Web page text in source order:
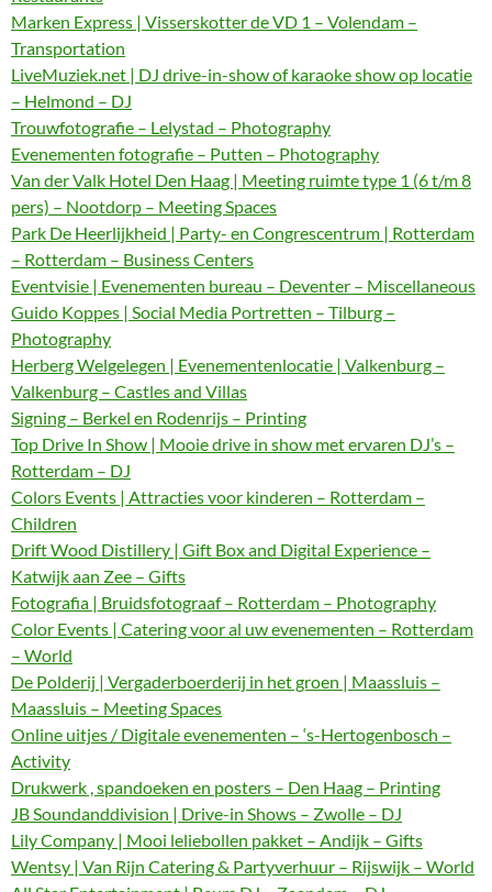
Marken Express | Visserskotter de VD 1 – Volendam –
Transportation
LiveMuziek.net | DJ drive-in-show of karaoke show op locatie
– Helmond – DJ
Trouwfotografie – Lelystad – Photography
Evenementen fotografie – Putten – Photography
Van der Valk Hotel Den Haag | Meeting ruimte type 1 (6 t/m 8
pers) – Nootdorp – Meeting Spaces
Park De Heerlijkheid | Party- en Congrescentrum | Rotterdam
– Rotterdam – Business Centers
Eventvisie | Evenementen bureau – Deventer – Miscellaneous
Guido Koppes | Social Media Portretten – Tilburg –
Photography
Herberg Welgelegen | Evenementenlocatie | Valkenburg –
Valkenburg – Castles and Villas
Signing – Berkel en Rodenrijs – Printing
Top Drive In Show | Mooie drive in show met ervaren DJ’s –
Rotterdam – DJ
Colors Events | Attracties voor kinderen – Rotterdam –
Children
Drift Wood Distillery | Gift Box and Digital Experience –
Katwijk aan Zee – Gifts
Fotografia | Bruidsfotograaf – Rotterdam – Photography
Color Events | Catering voor al uw evenementen – Rotterdam
– World
De Polderij | Vergaderboerderij in het groen | Maassluis –
Maassluis – Meeting Spaces
Online uitjes / Digitale evenementen – ‘s-Hertogenbosch –
Activity
Drukwerk , spandoeken en posters – Den Haag – Printing
JB Soundanddivision | Drive-in Shows – Zwolle – DJ
Lily Company | Mooi leliebollen pakket – Andijk – Gifts
Wentsy | Van Rijn Catering & Partyverhuur – Rijswijk – World